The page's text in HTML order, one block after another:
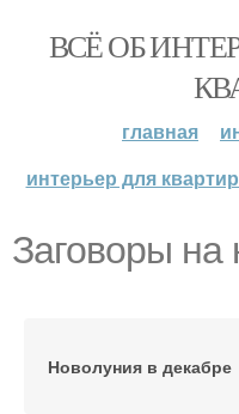
ВСЁ ОБ
главная
интерьер для
Заговоры на
Новолуния в декабре